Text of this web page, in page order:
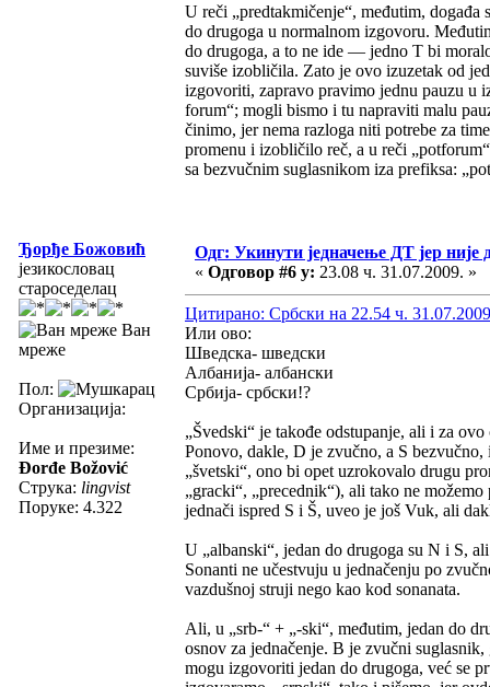
U reči „predtakmičenje“, međutim,
do drugoga u normalnom izgovoru.
do drugoga, a to ne ide — jedno T bi
suviše izobličila. Zato je ovo izuzetak od
izgovoriti, zapravo pravimo jednu pauzu u
forum“; mogli bismo i tu napraviti malu
činimo, jer nema razloga niti potrebe za
promenu i izobličilo reč, a u reči
sa bezvučnim suglasnikom iza prefiksa:
Ђорђе Божовић
језикословац
староседелац
Ван
мреже
Пол:
Организација:
Име и презиме:
Đorđe Božović
Струка: lingvist
Поруке: 4.322
Одг: Укинути једначење ДТ јер није
« Одговор #6 у: 23.08 ч. 31.07.2009. »
Цитирано: Србски на 22.54 ч.
Или ово:
Шведска- шведски
Албанија- албански
Србија- србски!?
„Švedski“ je takođe odstupanje, ali i za
Ponovo, dakle, D je zvučno, a S
„švetski“, ono bi opet uzrokovalo drugu
„gracki“, „precednik“), ali tako ne
jednači ispred S i Š, uveo je još Vuk, ali
U „albanski“, jedan do drugoga su N i S,
Sonanti ne učestvuju u jednačenju po
vazdušnoj struji nego kao kod sonanata.
Ali, u „srb-“ + „-ski“, međutim, jedan do
osnov za jednačenje. B je zvučni suglasnik,
mogu izgovoriti jedan do drugoga, već se